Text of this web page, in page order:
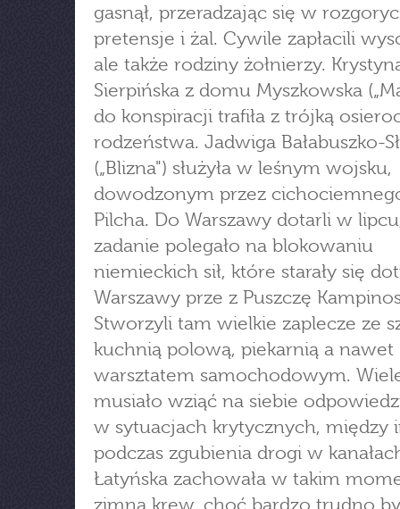
gasnął, przeradzając się w
pretensje i żal. Cywile zapłacili
ale także rodziny żołnierzy.
Sierpińska z domu Myszkowska
do konspiracji trafiła z trójką
rodzeństwa. Jadwiga Bałabuszko-
(„Blizna") służyła w leśnym wojsku,
dowodzonym przez
Pilcha. Do Warszawy dotarli w
zadanie polegało na blokowaniu
niemieckich sił, które starały się
Warszawy prze z Puszczę
Stworzyli tam wielkie zaplecze ze
kuchnią polową, piekarnią a nawet
warsztatem samochodowym.
musiało wziąć na siebie
w sytuacjach krytycznych, między
podczas zgubienia drogi w
Łatyńska zachowała w takim
zimną krew, choć bardzo trudno